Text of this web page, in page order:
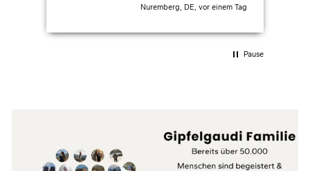
Nuremberg, DE, vor einem Tag
Pause